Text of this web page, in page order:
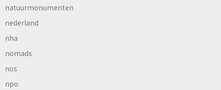
natuurmonumenten
nederland
nha
nomads
nos
npo